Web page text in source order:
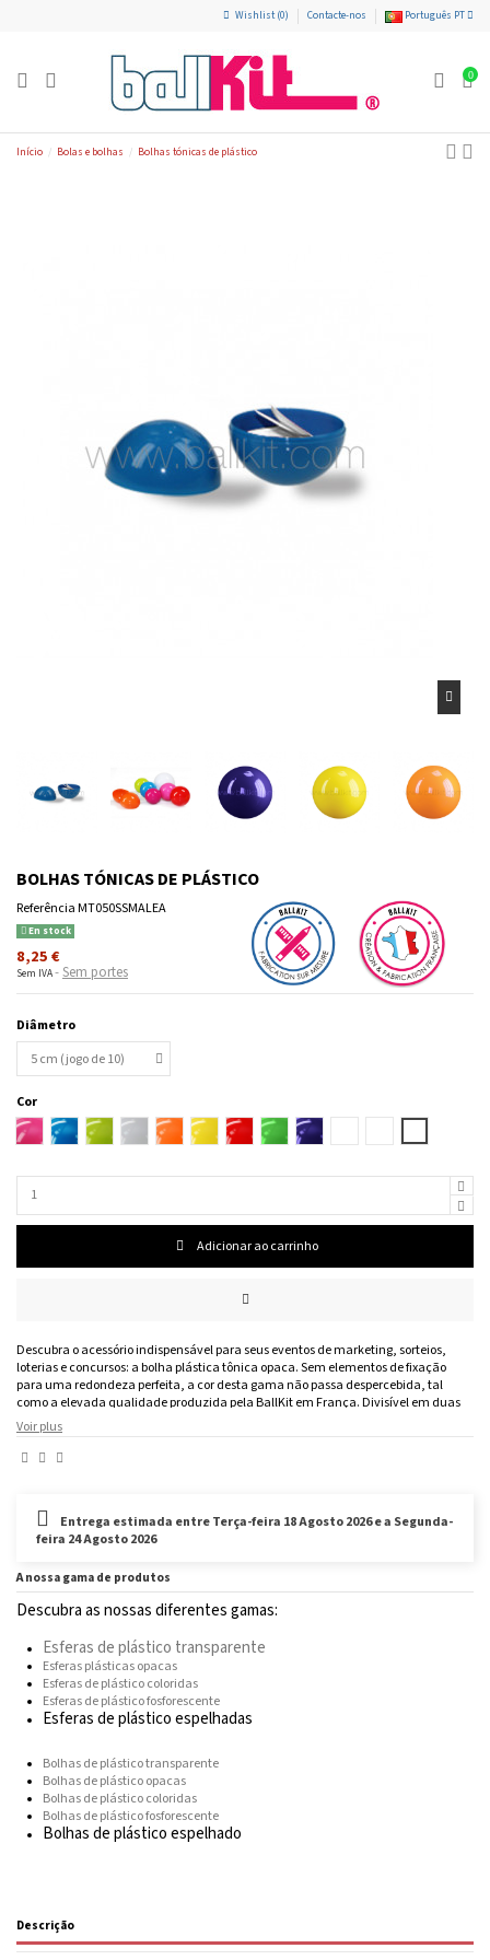
Wishlist (0) Contacte-nos Português PT
0
Início Bolas e bolhas Bolhas tónicas de plástico
BOLHAS TÓNICAS DE PLÁSTICO
Referência MT050SSMALEA
En stock
8,25 €
Sem IVA Sem portes
Diâmetro
Cor
Framboesa
LagoaMaçãs BrancoLaranjaLimãoCerejaVerde Azul
indiferente
Adicionar ao carrinho
Descubra o acessório indispensável para seus eventos de marketing, sorteios,
loterias e concursos: a bolha plástica tônica opaca. Sem elementos de fixação
para uma redondeza perfeita, a cor desta gama não passa despercebida, tal
como a elevada qualidade produzida pela BallKit em França. Divisível em duas
partes perfeitamente combinadas, a bolha de plástico sem acessório pode ser
personalizada com o logótipo ou slogan da sua marca. Também adequado para
casamentos, noites temáticas, baptizados, aniversários, etc.
Conjunto de 10 bolhas de plástico para tamanhos de 5 a 12 cm e por unidade para
a bolha de plástico de 25 cm.
É um produto que você não quer mais em estoque?
para saber o tempo de fabricação!
Voir plus
Entrega estimada entre Terça-feira 18 Agosto 2026 e a Segunda-
feira 24 Agosto 2026
A nossa gama de produtos
Descubra as nossas diferentes gamas:
Esferas de plástico transparente
Esferas plásticas opacas
Esferas de plástico coloridas
Esferas de plástico fosforescente
Esferas de plástico espelhadas
Bolhas de plástico transparente
Bolhas de plástico opacas
Bolhas de plástico coloridas
Bolhas de plástico fosforescente
Bolhas de plástico espelhado
Descrição